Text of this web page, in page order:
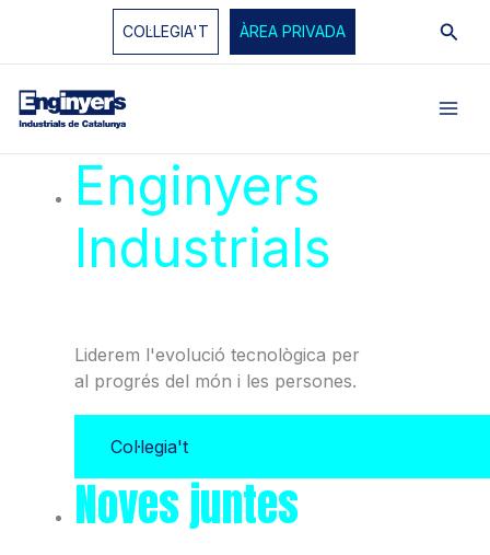
COL·LEGIA'T ÀREA PRIVADA
Enginyers
Industrials
Liderem l'evolució tecnològica per
al progrés del món i les persones.
Col·legia't
Noves juntes